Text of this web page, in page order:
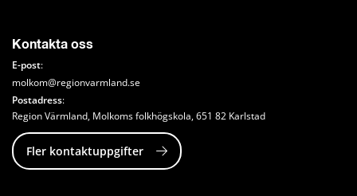
Kontakta oss
E-post:
molkom@regionvarmland.se
Postadress:
Region Värmland, Molkoms folkhögskola, 651 82 Karlstad
Fler kontaktuppgifter